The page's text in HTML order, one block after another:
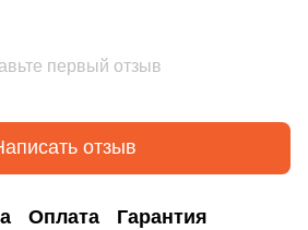
первый отзыв
отзыв
Оплата Гарантия